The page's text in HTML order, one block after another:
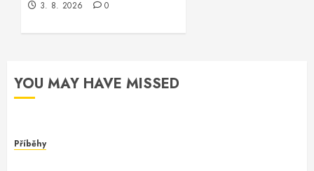
3. 8. 2026 0
YOU MAY HAVE MISSED
Příběhy